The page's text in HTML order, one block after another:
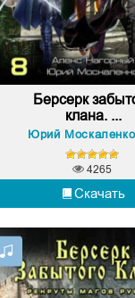
Берсерк
клана. ...
Юрий Москаленко
Скачать
4265